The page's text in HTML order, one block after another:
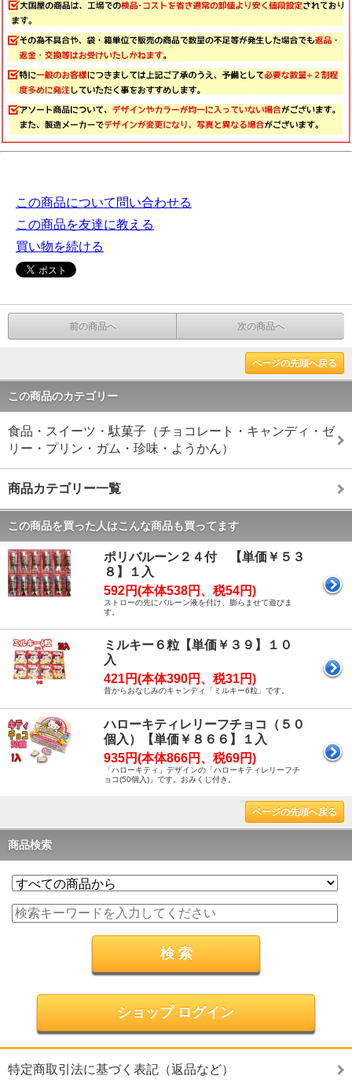
この商品について問い合わせる
この商品を友達に教える
買い物を続ける
前の商品へ 次の商品へ
ページの先頭へ戻る
この商品のカテゴリー
食品・スイーツ・駄菓子（チョコレート・キャンディ・ゼ
リー・プリン・ガム・珍味・ようかん）
商品カテゴリー一覧
この商品を買った人はこんな商品も買ってます
ポリバルーン２４付 【単価￥５３
８】１入
592円(本体538円、税54円)
ストローの先にバルーン液を付け、膨らませて遊びま
す。
ミルキー６粒【単価￥３９】１０
入
421円(本体390円、税31円)
昔からおなじみのキャンディ「ミルキー6粒」です。
ハローキティレリーフチョコ（５０
個入）【単価￥８６６】１入
935円(本体866円、税69円)
「ハローキティ」デザインの「ハローキティレリーフチ
ョコ(50個入)」です。おみくじ付き。
ページの先頭へ戻る
商品検索
ショップ ログイン
特定商取引法に基づく表記（返品など）